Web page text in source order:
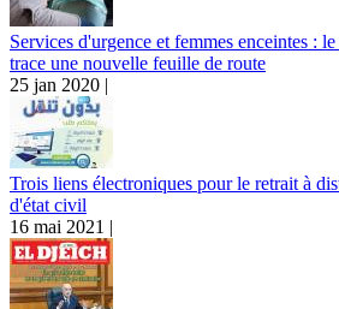
Services d'urgence et femmes enceintes :
trace une nouvelle feuille de route
25 jan 2020 |
Trois liens électroniques pour le retrait à
d'état civil
16 mai 2021 |